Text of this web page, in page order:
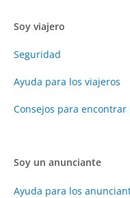
Soy viajero
Seguridad
Ayuda para los viajeros
Consejos para
Soy un anunciante
Ayuda para los